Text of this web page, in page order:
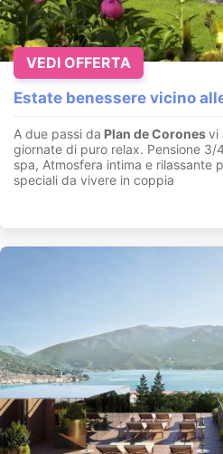
Estate benessere vicino
A due passi da Plan de Coronesvi
giornate di puro relax. Pensione 3/
spa, Atmosfera intima e rilassante
speciali da vivere in coppia
VEDI OFFERTA